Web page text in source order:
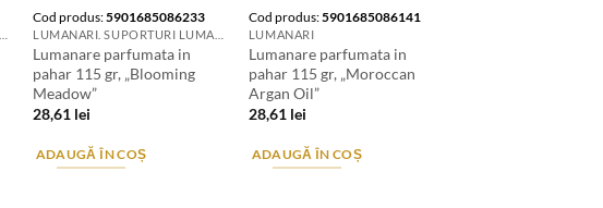
Cod produs:5901685086233
Lumanare parfumata in
pahar 115 gr, „Blooming
Meadow”
28,61 lei
ADAUGĂ ÎN COȘ
Cod produs:5901685086141
LUMANARI
Lumanare parfumata in
pahar 115 gr, „Moroccan
Argan Oil”
28,61 lei
ADAUGĂ ÎN COȘ